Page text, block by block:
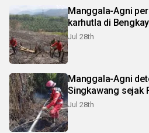
Manggala-Agni
karhutla di
Jul 28th
Manggala-Agni
Singkawang sejak
Jul 28th